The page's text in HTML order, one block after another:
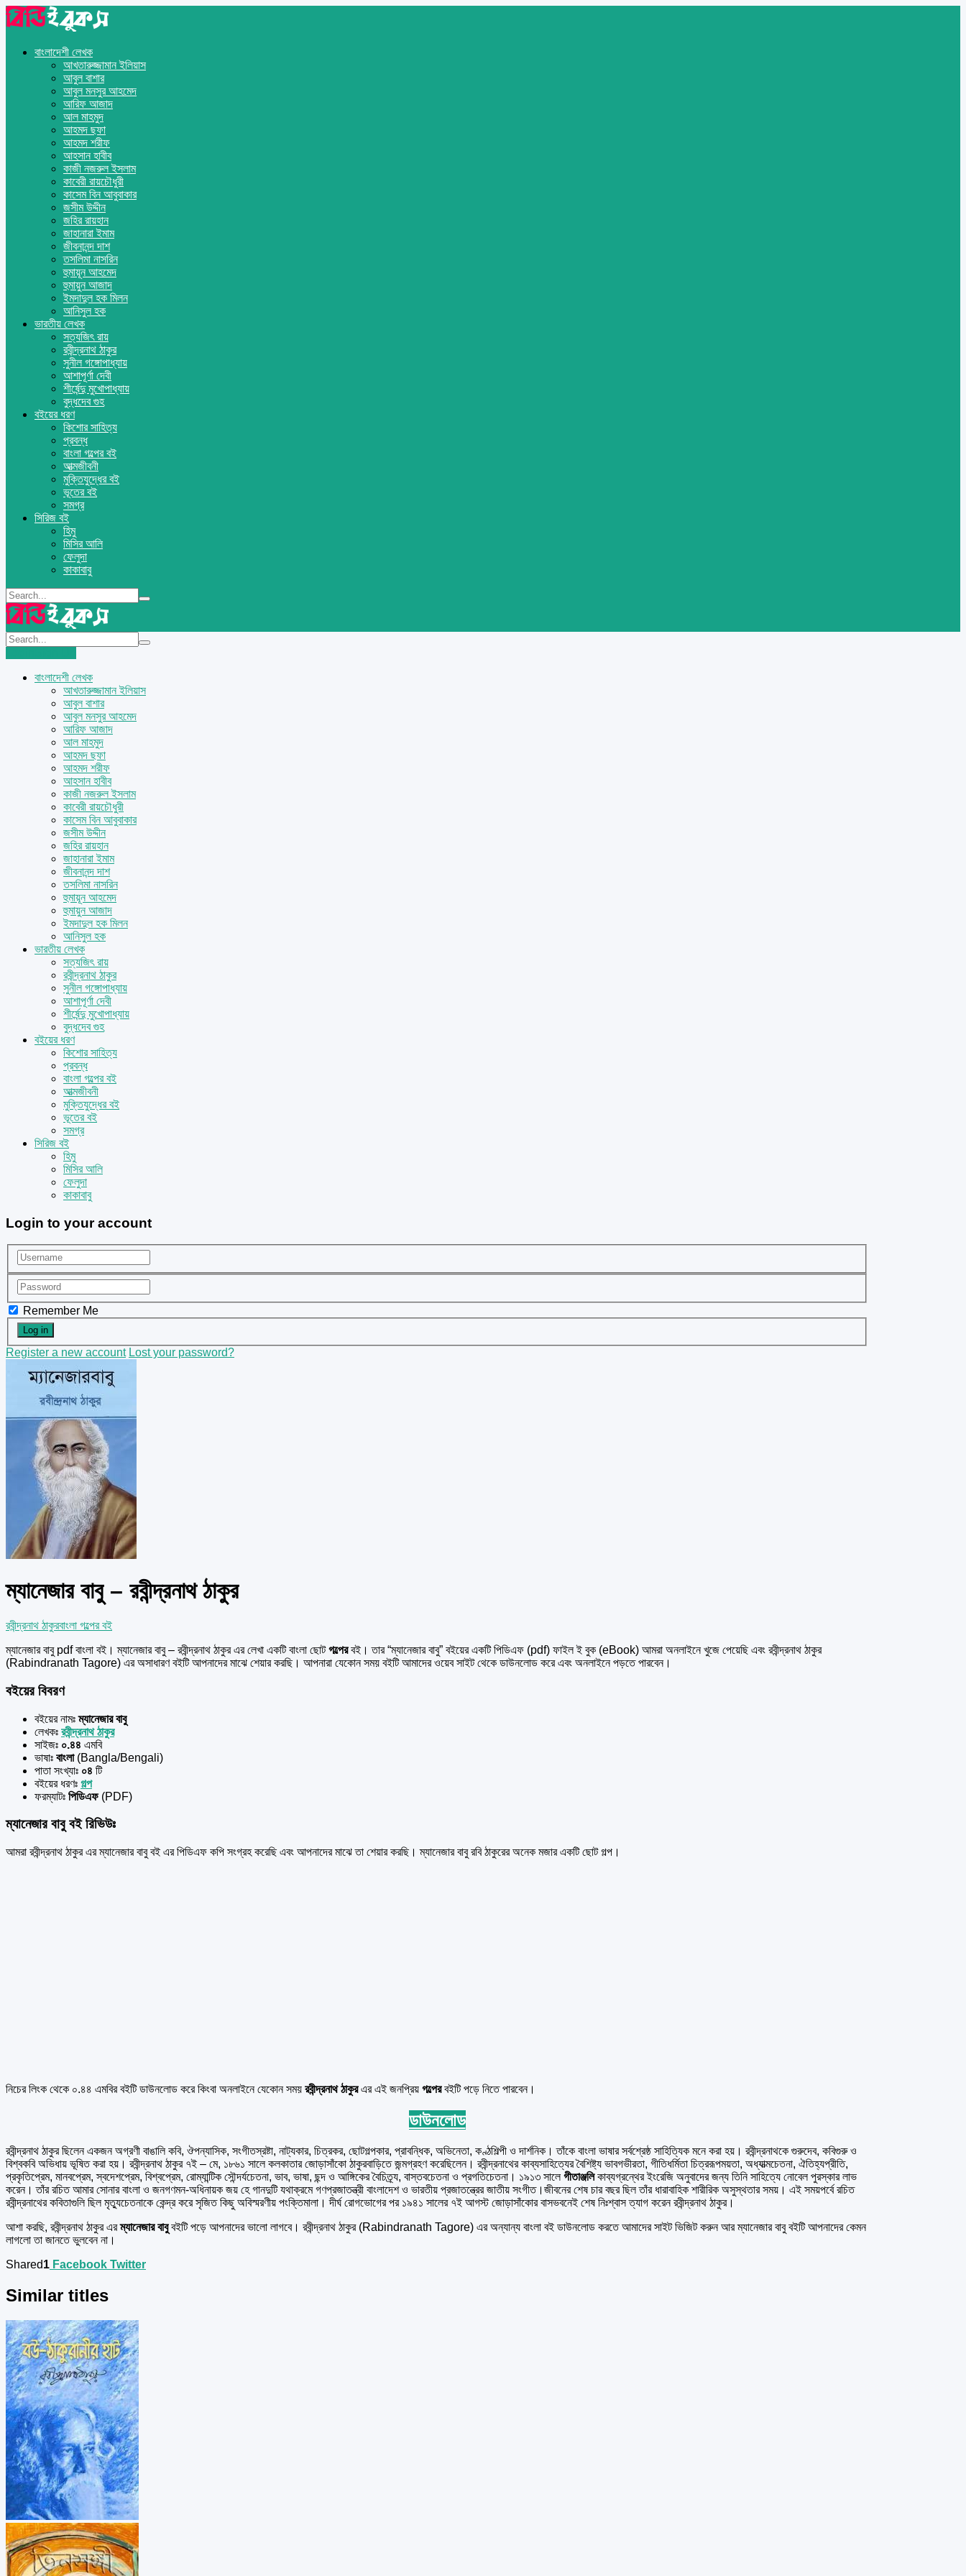
বাংলাদেশী লেখক
আখতারুজ্জামান ইলিয়াস
আবুল বাশার
আবুল মনসুর আহমেদ
আরিফ আজাদ
আল মাহমুদ
আহমদ ছফা
আহমদ শরীফ
আহসান হাবীব
কাজী নজরুল ইসলাম
কাবেরী রায়চৌধুরী
কাসেম বিন আবুবাকার
জসীম উদ্দীন
জহির রায়হান
জাহানারা ইমাম
জীবনানন্দ দাশ
তসলিমা নাসরিন
হুমায়ূন আহমেদ
হুমায়ুন আজাদ
ইমদাদুল হক মিলন
আনিসুল হক
ভারতীয় লেখক
সত্যজিৎ রায়
রবীন্দ্রনাথ ঠাকুর
সুনীল গঙ্গোপাধ্যায়
আশাপূর্ণা দেবী
শীর্ষেন্দু মুখোপাধ্যায়
বুদ্ধদেব গুহ
বইয়ের ধরণ
কিশোর সাহিত্য
প্রবন্ধ
বাংলা গল্পের বই
আত্মজীবনী
মুক্তিযুদ্ধের বই
ভূতের বই
সমগ্র
সিরিজ বই
হিমু
মিসির আলি
ফেলুদা
কাকাবাবু
বাংলাদেশী লেখক
আখতারুজ্জামান ইলিয়াস
আবুল বাশার
আবুল মনসুর আহমেদ
আরিফ আজাদ
আল মাহমুদ
আহমদ ছফা
আহমদ শরীফ
আহসান হাবীব
কাজী নজরুল ইসলাম
কাবেরী রায়চৌধুরী
কাসেম বিন আবুবাকার
জসীম উদ্দীন
জহির রায়হান
জাহানারা ইমাম
জীবনানন্দ দাশ
তসলিমা নাসরিন
হুমায়ূন আহমেদ
হুমায়ুন আজাদ
ইমদাদুল হক মিলন
আনিসুল হক
ভারতীয় লেখক
সত্যজিৎ রায়
রবীন্দ্রনাথ ঠাকুর
সুনীল গঙ্গোপাধ্যায়
আশাপূর্ণা দেবী
শীর্ষেন্দু মুখোপাধ্যায়
বুদ্ধদেব গুহ
বইয়ের ধরণ
কিশোর সাহিত্য
প্রবন্ধ
বাংলা গল্পের বই
আত্মজীবনী
মুক্তিযুদ্ধের বই
ভূতের বই
সমগ্র
সিরিজ বই
হিমু
মিসির আলি
ফেলুদা
কাকাবাবু
Login to your account
Remember Me
Register a new account Lost your password?
ম্যানেজার বাবু – রবীন্দ্রনাথ ঠাকুর
রবীন্দ্রনাথ ঠাকুরবাংলা গল্পের বই
ম্যানেজার বাবু pdf বাংলা বই। ম্যানেজার বাবু – রবীন্দ্রনাথ ঠাকুর এর লেখা একটি বাংলা ছোটগল্পেরবই। তার “ম্যানেজার বাবু” বইয়ের একটি পিডিএফ (pdf) ফাইল ই বুক (eBook) আমরা অনলাইনে খুজে পেয়েছি এবং রবীন্দ্রনাথ ঠাকুর
(Rabindranath Tagore) এর অসাধারণ বইটি আপনাদের মাঝে শেয়ার করছি। আপনারা যেকোন সময় বইটি আমাদের ওয়েব সাইট থেকে ডাউনলোড করে এবং অনলাইনে পড়তে পারবেন।
বইয়ের বিবরণ
বইয়ের নামঃম্যানেজার বাবু
লেখকঃ রবীন্দ্রনাথ ঠাকুর
সাইজঃ ০.৪৪ এমবি
ভাষাঃ বাংলা (Bangla/Bengali)
পাতা সংখ্যাঃ ০৪ টি
বইয়ের ধরণঃ গল্প
ফরম্যাটঃ পিডিএফ (PDF)
ম্যানেজার বাবু বই রিভিউঃ
আমরা রবীন্দ্রনাথ ঠাকুর এর ম্যানেজার বাবু বই এর পিডিএফ কপি সংগ্রহ করেছি এবং আপনাদের মাঝে তা শেয়ার করছি। ম্যানেজার বাবু রবি ঠাকুরের অনেক মজার একটি ছোট গল্প।
নিচের লিংক থেকে ০.৪৪ এমবির বইটি ডাউনলোড করে কিংবা অনলাইনে যেকোন সময় রবীন্দ্রনাথ ঠাকুরএর এই জনপ্রিয় গল্পেরবইটি পড়ে নিতে পারবেন।
ডাউনলোড
রবীন্দ্রনাথ ঠাকুর ছিলেন একজন অগ্রণী বাঙালি কবি, ঔপন্যাসিক, সংগীতস্রষ্টা, নাট্যকার, চিত্রকর, ছোটগল্পকার, প্রাবন্ধিক, অভিনেতা, কণ্ঠশিল্পী ও দার্শনিক। তাঁকে বাংলা ভাষার সর্বশ্রেষ্ঠ সাহিত্যিক মনে করা হয়। রবীন্দ্রনাথকে গুরুদেব, কবিগুরু ও
বিশ্বকবি অভিধায় ভূষিত করা হয়। রবীন্দ্রনাথ ঠাকুর ৭ই – মে, ১৮৬১ সালে কলকাতার জোড়াসাঁকো ঠাকুরবাড়িতে জন্মগ্রহণ করেছিলেন। রবীন্দ্রনাথের কাব্যসাহিত্যের বৈশিষ্ট্য ভাবগভীরতা, গীতিধর্মিতা চিত্ররূপময়তা, অধ্যাত্মচেতনা, ঐতিহ্যপ্রীতি,
প্রকৃতিপ্রেম, মানবপ্রেম, স্বদেশপ্রেম, বিশ্বপ্রেম, রোম্যান্টিক সৌন্দর্যচেতনা, ভাব, ভাষা, ছন্দ ও আঙ্গিকের বৈচিত্র্য, বাস্তবচেতনা ও প্রগতিচেতনা। ১৯১৩ সালেগীতাঞ্জলিকাব্যগ্রন্থের ইংরেজি অনুবাদের জন্য তিনি সাহিত্যে নোবেল পুরস্কার লাভ
করেন। তাঁর রচিত আমার সোনার বাংলা ও জনগণমন-অধিনায়ক জয় হে গানদুটি যথাক্রমে গণপ্রজাতন্ত্রী বাংলাদেশ ও ভারতীয় প্রজাতন্ত্রের জাতীয় সংগীত।জীবনের শেষ চার বছর ছিল তাঁর ধারাবাহিক শারীরিক অসুস্থতার সময়। এই সময়পর্বে রচিত
রবীন্দ্রনাথের কবিতাগুলি ছিল মৃত্যুচেতনাকে কেন্দ্র করে সৃজিত কিছু অবিস্মরণীয় পংক্তিমালা। দীর্ঘ রোগভোগের পর ১৯৪১ সালের ৭ই আগস্ট জোড়াসাঁকোর বাসভবনেই শেষ নিঃশ্বাস ত্যাগ করেন রবীন্দ্রনাথ ঠাকুর।
আশা করছি, রবীন্দ্রনাথ ঠাকুর এরম্যানেজার বাবুবইটি পড়ে আপনাদের ভালো লাগবে। রবীন্দ্রনাথ ঠাকুর (Rabindranath Tagore) এর অন্যান্য বাংলা বই ডাউনলোড করতে আমাদের সাইট ভিজিট করুন আর ম্যানেজার বাবু বইটি আপনাদের কেমন
লাগলো তা জানতে ভুলবেন না।
Shared1 Facebook Twitter
Similar titles